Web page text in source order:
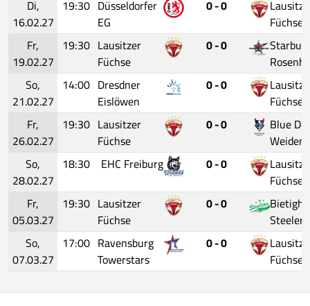
Di,
16.02.27
19:30 Düsseldorfer
EG
0 - 0
Füchse
Fr,
19.02.27
19:30 Lausitzer
Füchse
0 - 0
So,
21.02.27
14:00 Dresdner
Eislöwen
0 - 0
Füchse
Fr,
26.02.27
19:30 Lausitzer
Füchse
0 - 0
Blue
Weiden
So,
28.02.27
18:30 EHC Freiburg 0 - 0
Füchse
Fr,
05.03.27
19:30 Lausitzer
Füchse
0 - 0
Steelers
So,
07.03.27
17:00 Ravensburg
Towerstars
0 - 0
Füchse